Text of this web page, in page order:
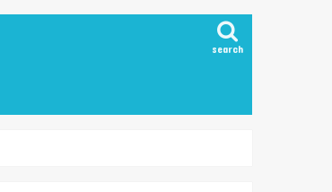
search